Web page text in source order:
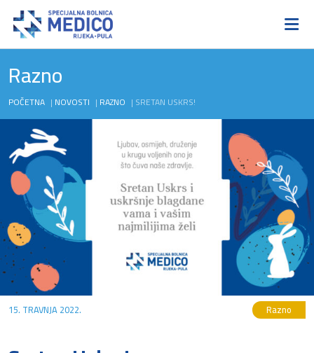
Razno
POČETNA | NOVOSTI | RAZNO | SRETAN USKRS!
15. TRAVNJA 2022. Razno